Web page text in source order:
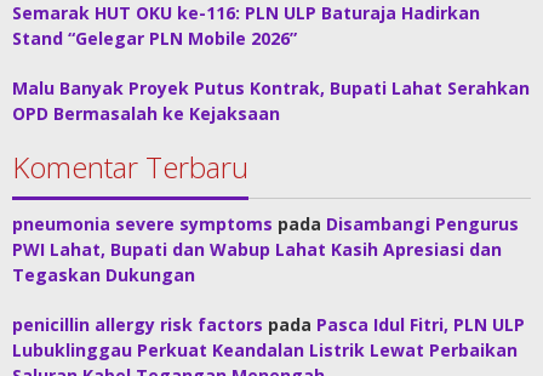
Semarak HUT OKU ke-116: PLN ULP Baturaja Hadirkan
Stand “Gelegar PLN Mobile 2026”
Malu Banyak Proyek Putus Kontrak, Bupati Lahat Serahkan
OPD Bermasalah ke Kejaksaan
Komentar Terbaru
pneumonia severe symptoms pada Disambangi Pengurus
PWI Lahat, Bupati dan Wabup Lahat Kasih Apresiasi dan
Tegaskan Dukungan
penicillin allergy risk factors pada Pasca Idul Fitri, PLN ULP
Lubuklinggau Perkuat Keandalan Listrik Lewat Perbaikan